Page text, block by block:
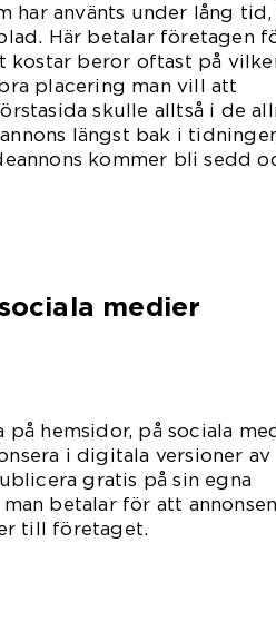
har använts under lång tid,
Här betalar företagen
kostar beror oftast på
placering man vill att
skulle alltså i de
längst bak i
kommer bli sedd
medier
hemsidor, på sociala
i digitala versioner av
gratis på sin egna
betalar för att annonsen
till företaget.